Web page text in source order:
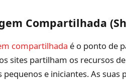
Compartilhada
compartilhada é o ponto de
sites partilham os recursos
e iniciantes. As suas